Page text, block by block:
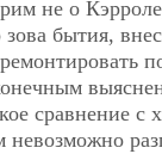
не о
бытия,
сравнение с